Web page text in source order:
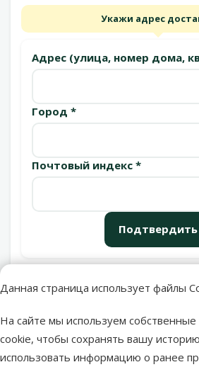
Данная страница использует файлы
На сайте мы используем
cookie, чтобы сохранять вашу
использовать информацию о ранее
Укажи адрес
Адрес (улица, номер дома,
Город *
Почтовый индекс *
Подтвердить
Пункты выдачи
Latvijas Pasts пакомат